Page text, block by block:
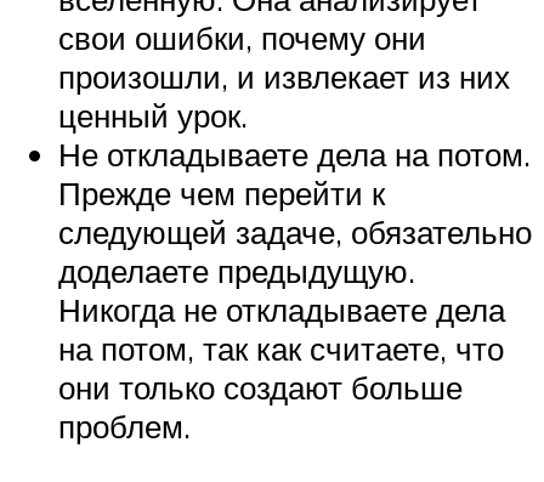
свои ошибки, почему они
произошли, и извлекает из них
ценный урок.
Не откладываете дела на потом.
Прежде чем перейти к
следующей задаче, обязательно
доделаете предыдущую.
Никогда не откладываете дела
на потом, так как считаете, что
они только создают больше
проблем.